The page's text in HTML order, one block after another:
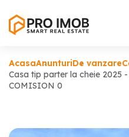
AcasaAnunturiDe vanzare
Casa tip parter la cheie 2025
COMISION 0